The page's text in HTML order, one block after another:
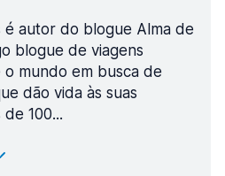
é autor do blogue Alma de
blogue de viagens
mundo em busca de
dão vida às suas
100...